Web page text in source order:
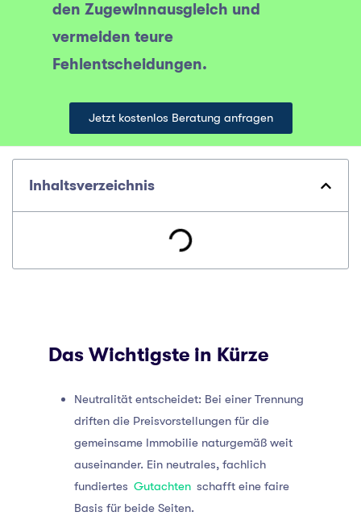
den Zugewinnausgleich und
vermeiden teure
Fehlentscheidungen.
Jetzt kostenlos Beratung anfragen
Inhaltsverzeichnis
Das Wichtigste in Kürze
Neutralität entscheidet: Bei einer Trennung
driften die Preisvorstellungen für die
gemeinsame Immobilie naturgemäß weit
auseinander. Ein neutrales, fachlich
fundiertes Gutachten schafft eine faire
Basis für beide Seiten.